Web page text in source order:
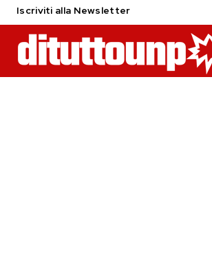
Iscriviti alla Newsletter